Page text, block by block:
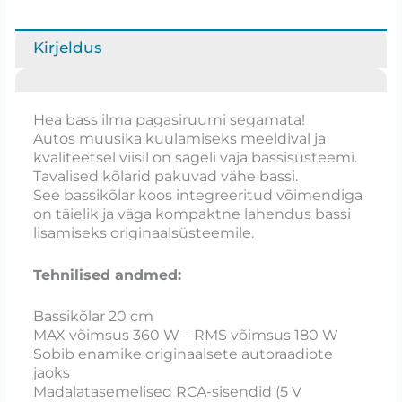
Kirjeldus
Hea bass ilma pagasiruumi segamata!
Autos muusika kuulamiseks meeldival ja
kvaliteetsel viisil on sageli vaja bassisüsteemi.
Tavalised kõlarid pakuvad vähe bassi.
See bassikõlar koos integreeritud võimendiga
on täielik ja väga kompaktne lahendus bassi
lisamiseks originaalsüsteemile.
Tehnilised andmed:
Bassikõlar 20 cm
MAX võimsus 360 W – RMS võimsus 180 W
Sobib enamike originaalsete autoraadiote
jaoks
Madalatasemelised RCA-sisendid (5 V